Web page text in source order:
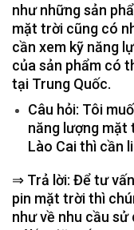
như những sản
mặt trời cũng có
cần xem kỹ năng
của sản phẩm có
tại Trung Quốc.
Câu hỏi: Tôi
năng lượng mặt
Lào Cai thì cần
⇒ Trả lời: Để tư
pin mặt trời thì
như về nhu cầu